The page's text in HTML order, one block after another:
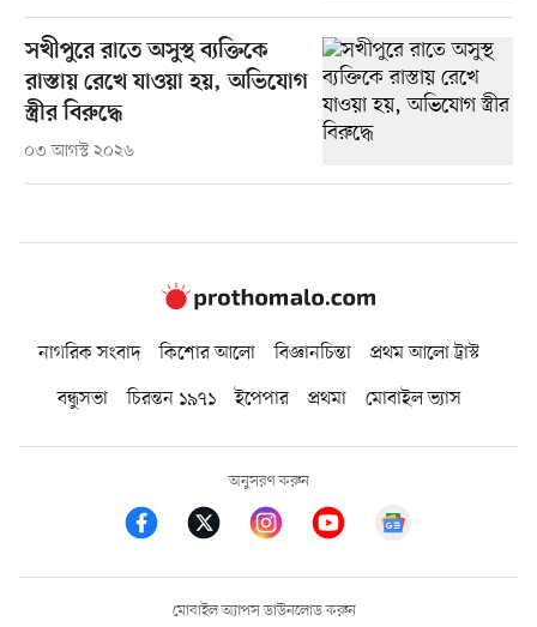
সখীপুরে রাতে অসুস্থ ব্যক্তিকে
রাস্তায় রেখে যাওয়া হয়, অভিযোগ
স্ত্রীর বিরুদ্ধে
০৩ আগস্ট ২০২৬
নাগরিক সংবাদ কিশোর আলো বিজ্ঞানচিন্তা
প্রথম আলো ট্রাস্ট
বন্ধুসভা
চিরন্তন ১৯৭১ ইপেপার প্রথমা মোবাইল ভ্যাস
অনুসরণ করুন
মোবাইল অ্যাপস ডাউনলোড করুন